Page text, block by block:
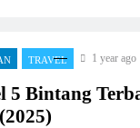
TRAVEL 1 year ago
5 Bintang